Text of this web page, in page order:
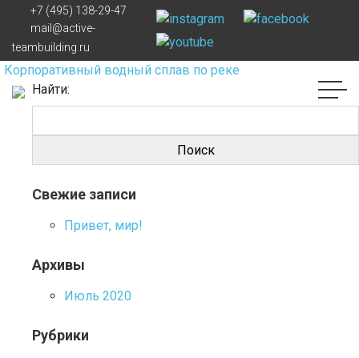
+7 (495) 138-29-47
mail@active-
teambuilding.ru
Навигация по записям
Корпоративный водный сплав по реке
Найти:
Свежие записи
Привет, мир!
Архивы
Июль 2020
Рубрики